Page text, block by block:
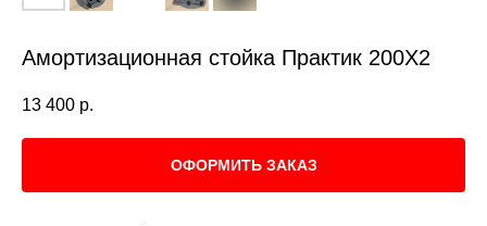
Амортизационная стойка Практик 200X2
13 400 р.
ОФОРМИТЬ ЗАКАЗ